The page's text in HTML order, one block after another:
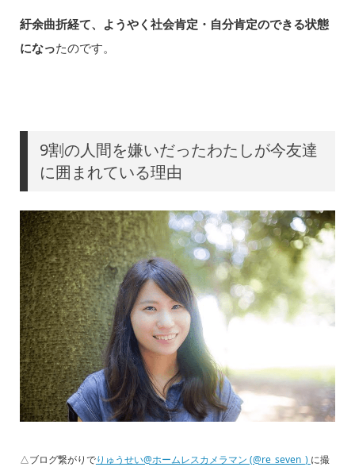
紆余曲折経て、ようやく社会肯定・自分肯定のできる状態
になったのです。
9割の人間を嫌いだったわたしが今友達
に囲まれている理由
△ブログ繋がりでりゅうせい@ホームレスカメラマン (@re_seven_) に撮